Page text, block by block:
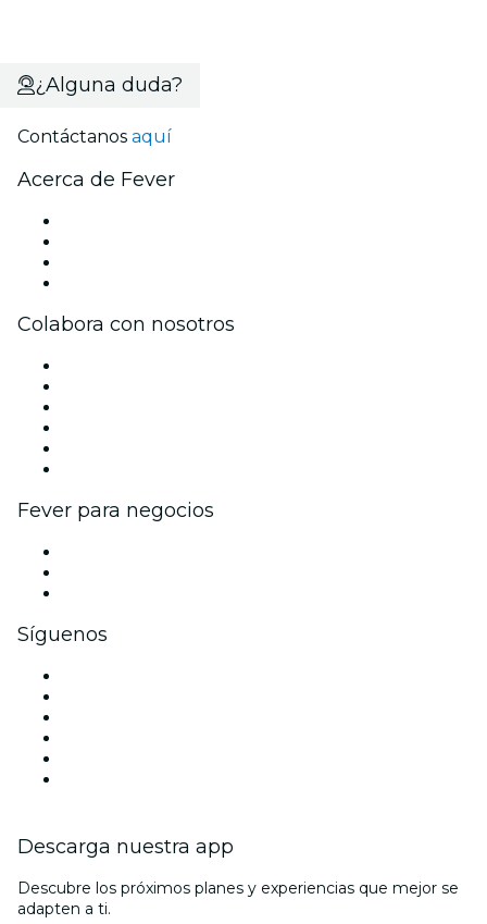
¿Alguna duda?
Contáctanos aquí
Acerca de Fever
Colabora con nosotros
Fever para negocios
Síguenos
Descarga nuestra app
Descubre los próximos planes y experiencias que mejor se
adapten a ti.